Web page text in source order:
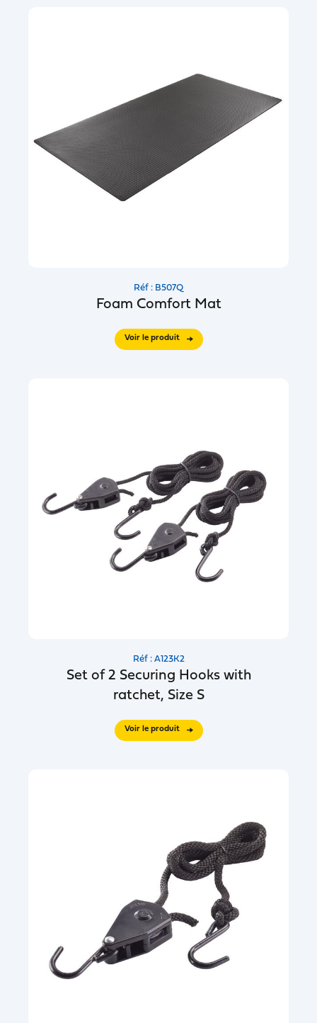
Réf : B507Q
Foam Comfort Mat
Voir le produit
Réf : A123K2
Set of 2 Securing Hooks with
ratchet, Size S
Voir le produit